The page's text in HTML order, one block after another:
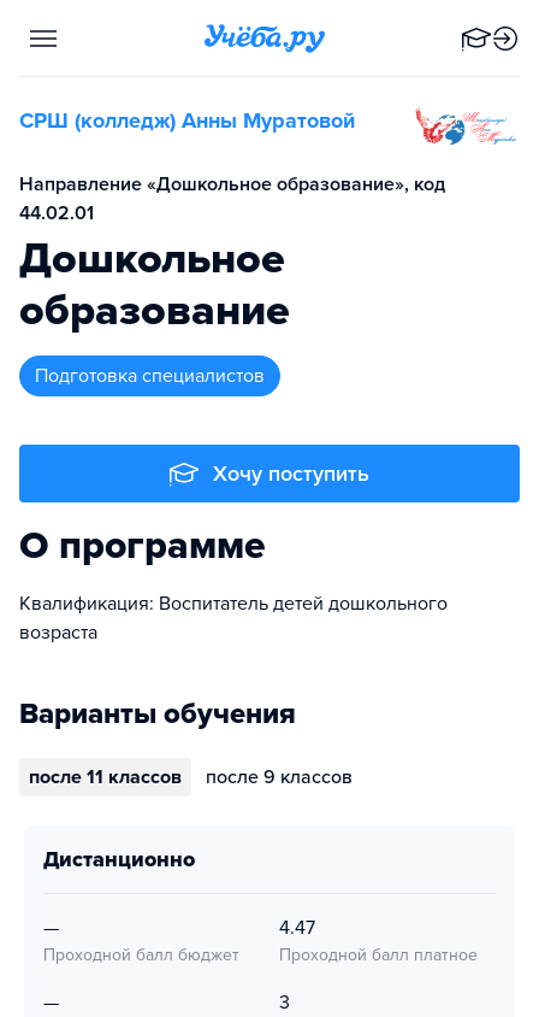
СРШ (колледж) Анны Муратовой
Направление «Дошкольное образование», код
44.02.01
Дошкольное
образование
подготовка специалистов
Хочу поступить
О программе
Квалификация: Воспитатель детей дошкольного
возраста
Варианты обучения
после 11 классов после 9 классов
дистанционно
—
Проходной балл бюджет
4.47
Проходной балл платное
— 3